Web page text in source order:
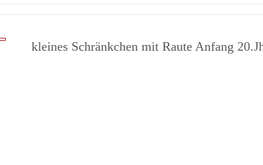
kleines Schränkchen mit Raute Anfang